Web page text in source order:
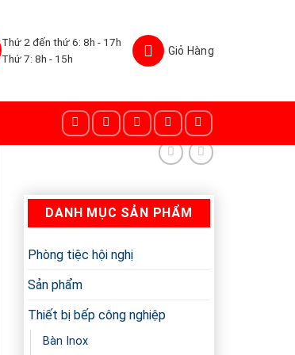
Thứ 2 đến thứ 6: 8h - 17h
Thứ 7: 8h - 15h
DANH MỤC SẢN PHẨM
Phòng tiệc hội nghị
Sản phẩm
Thiết bị bếp công nghiệp
Bàn Inox